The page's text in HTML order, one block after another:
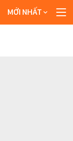
MỚI NHẤT